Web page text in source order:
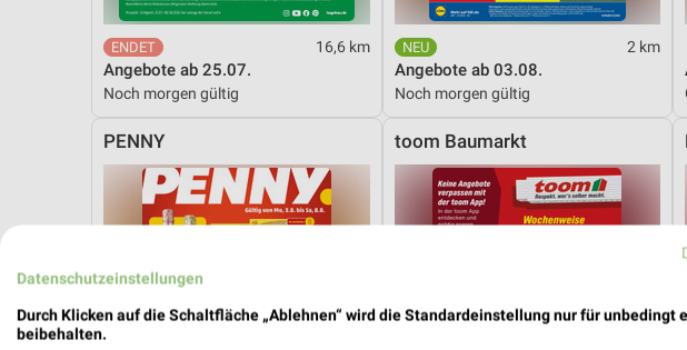
16,6 km
Angebote ab 25.07.
Noch morgen gültig
2 km
Angebote ab 03.08.
Noch morgen gültig
PENNY toom Baumarkt
Datenschutzeinstellungen
Durch Klicken auf die Schaltfläche „Ablehnen“ wird die Standardeinstellung nur für unbedingt
beibehalten.